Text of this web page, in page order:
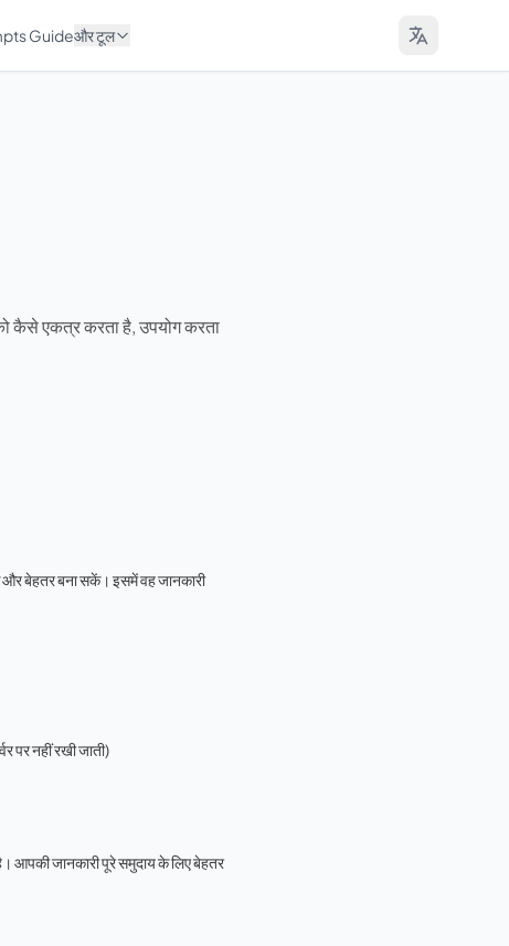
Guideऔर टूल
कैसे एकत्र करता है, उपयोग करता
बेहतर बना सकें। इसमें वह जानकारी
नहीं रखी जाती)
जानकारी पूरे समुदाय के लिए बेहतर